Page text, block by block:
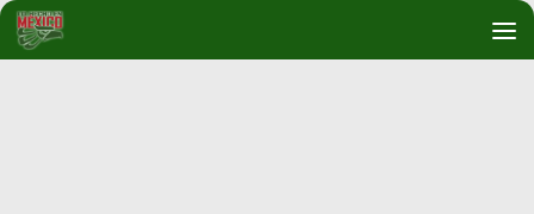
Debajo del contenido